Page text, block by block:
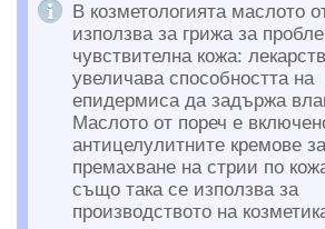
В козметологията маслото
използва за грижа за
чувствителна кожа:
увеличава способността на
епидермиса да задържа
Маслото от пореч е
антицелулитните кремове за
премахване на стрии по
също така се използва за
производството на